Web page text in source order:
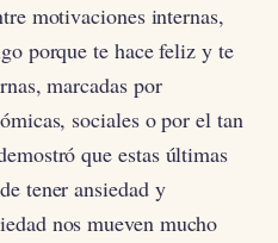
motivaciones internas,
porque te hace feliz y te
marcadas por
sociales o por el tan
que estas últimas
tener ansiedad y
nos mueven mucho